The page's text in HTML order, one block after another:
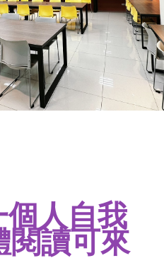
個人自我
閱讀可來